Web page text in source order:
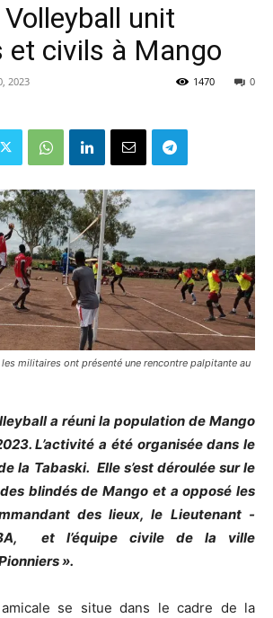
unit
et civils à Mango
2023 0
1470
militaires ont présenté une rencontre palpitante au
a réuni la population de Mango
L’activité a été organisée dans le
la Tabaski. Elle s’est déroulée sur le
blindés de Mango et a opposé les
des lieux, le Lieutenant -
et l’équipe civile de la ville
».
se situe dans le cadre de la